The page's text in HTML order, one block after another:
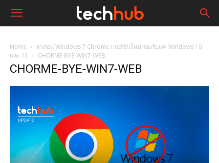
Home
ลาก่อน Windows 7 Chrome เวอร์ชันใหม่ รองรับแค่ Windows 10
และ 11
CHORME-BYE-WIN7-WEB
CHORME-BYE-WIN7-WEB